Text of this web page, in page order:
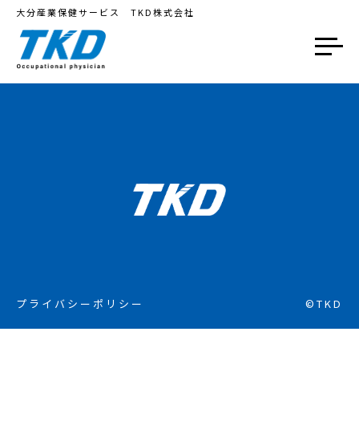
大分産業保健サービス TKD株式会社
プライバシーポリシー ©TKD